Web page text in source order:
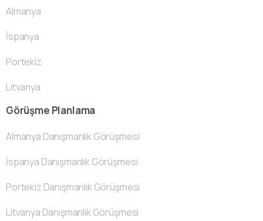
Almanya
İspanya
Portekiz
Litvanya
Görüşme Planlama
Almanya Danışmanlık Görüşmesi
İspanya Danışmanlık Görüşmesi
Portekiz Danışmanlık Görüşmesi
Litvanya Danışmanlık Görüşmesi